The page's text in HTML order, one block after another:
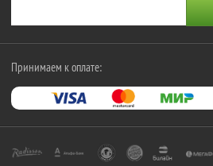
Принимаем к оплате: